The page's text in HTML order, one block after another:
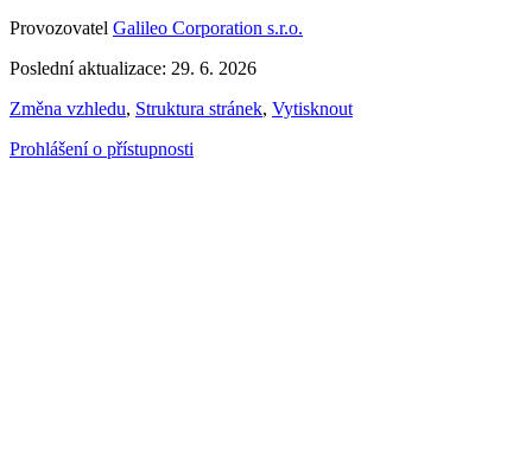
Provozovatel Galileo Corporation s.r.o.
Poslední aktualizace: 29. 6. 2026
Změna vzhledu, Struktura stránek, Vytisknout
Prohlášení o přístupnosti